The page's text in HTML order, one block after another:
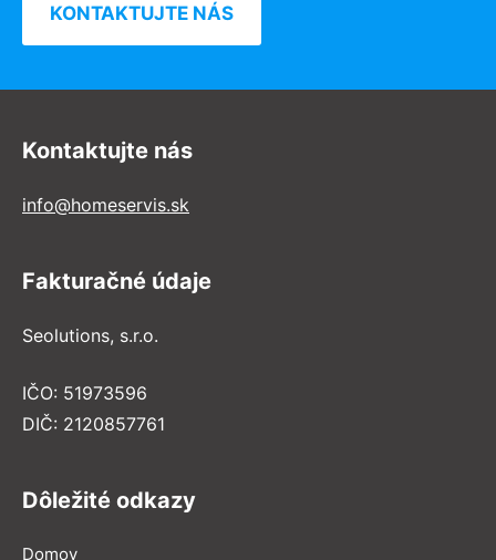
KONTAKTUJTE NÁS
Kontaktujte nás
info@homeservis.sk
Fakturačné údaje
Seolutions, s.r.o.
IČO: 51973596
DIČ: 2120857761
Dôležité odkazy
Domov